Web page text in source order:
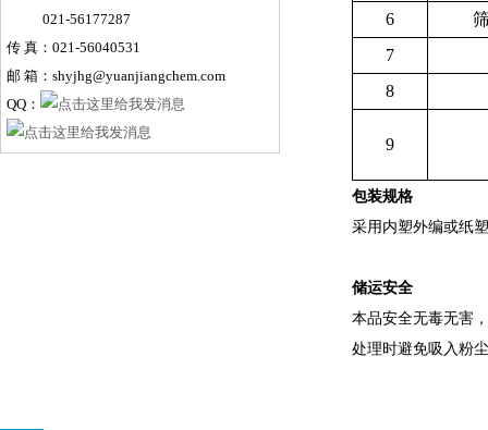
021-56177287
传 真：021-56040531
邮 箱：shyjhg@yuanjiangchem.com
QQ：
6
7
8
9
包装规格
采用内塑外编或纸
储运安全
本品安全无毒无害
处理时避免吸入粉